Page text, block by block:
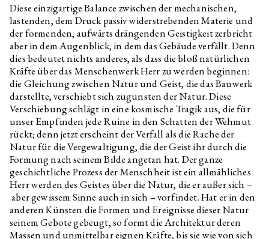
Diese einzigartige Balance zwischen der mechanischen,
lastenden, dem Druck passiv widerstrebenden Materie und
der formenden, aufwärts drängenden Geistigkeit zerbricht
aber in dem Augenblick, in dem das Gebäude verfällt. Denn
dies bedeutet nichts anderes, als dass die bloß natürlichen
Kräfte über das Menschenwerk Herr zu werden beginnen:
die Gleichung zwischen Natur und Geist, die das Bauwerk
darstellte, verschiebt sich zugunsten der Natur. Diese
Verschiebung schlägt in eine kosmische Tragik aus, die für
unser Empfinden jede Ruine in den Schatten der Wehmut
rückt; denn jetzt erscheint der Verfall als die Rache der
Natur für die Vergewaltigung, die der Geist ihr durch die
Formung nach seinem Bilde angetan hat. Der ganze
geschichtliche Prozess der Menschheit ist ein allmähliches
Herr werden des Geistes über die Natur, die er außer sich –
aber gewissem Sinne auch in sich – vorfindet. Hat er in den
anderen Künsten die Formen und Ereignisse dieser Natur
seinem Gebote gebeugt, so formt die Architektur deren
Massen und unmittelbar eignen Kräfte, bis sie wie von sich
Freely Accessible Books on the
Topic of Ukrainian Culture at
the Time of Russian Aggression
Marek Pokorný
They Thought We Were Alive
and They Run Screaming
Clemens Poole
On Renewed Land: Locating
Ukrainian Destiny
Jakub Adamec, Marek Pokorný I Can Hear the Grass Grow
Özgür Kar
Interview related to the
exhibition Optimised Fables
about a Good Life
Yalda Afsah
Interview related to the
exhibition Optimised Fables
about a Good Life
Sebastian Jefford
Interview related to the
exhibition Optimised Fables
about a Good Life